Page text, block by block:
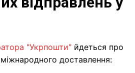
"Укрпошти" йдеться про
міжнародного доставлення: